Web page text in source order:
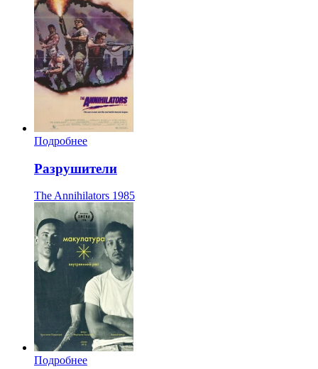
Подробнее
Разрушители
The Annihilators 1985
Подробнее